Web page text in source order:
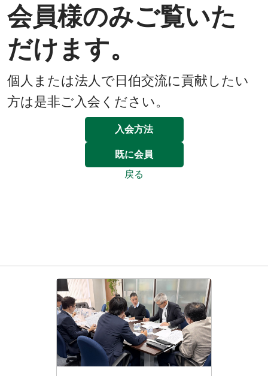
会員様のみご覧いた
だけます。
個人または法人で日伯交流に貢献したい
方は是非ご入会ください。
入会方法
既に会員
戻る